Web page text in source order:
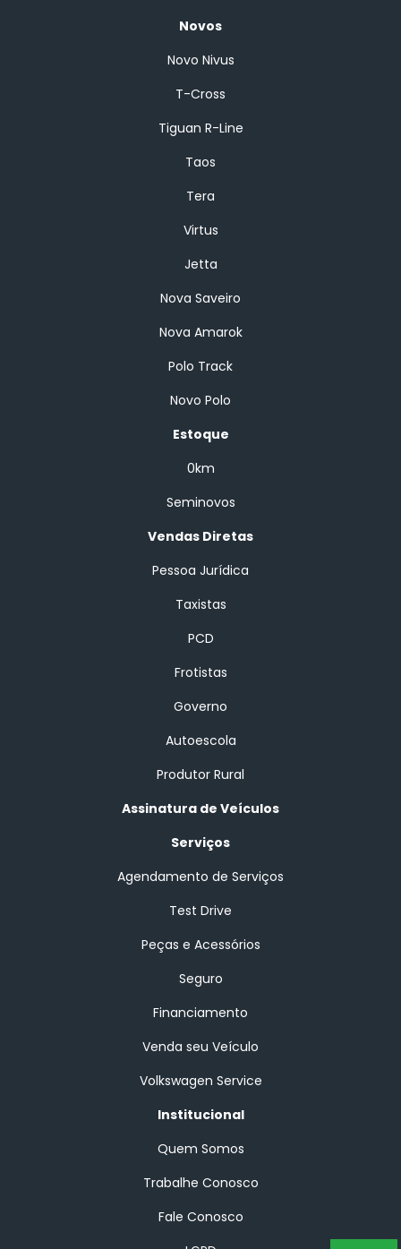
Novos
Novo Nivus
T-Cross
Tiguan R-Line
Taos
Tera
Virtus
Jetta
Nova Saveiro
Nova Amarok
Polo Track
Novo Polo
Estoque
0km
Seminovos
Vendas Diretas
Pessoa Jurídica
Taxistas
PCD
Frotistas
Governo
Autoescola
Produtor Rural
Assinatura de Veículos
Serviços
Agendamento de Serviços
Test Drive
Peças e Acessórios
Seguro
Financiamento
Venda seu Veículo
Volkswagen Service
Institucional
Quem Somos
Trabalhe Conosco
Fale Conosco